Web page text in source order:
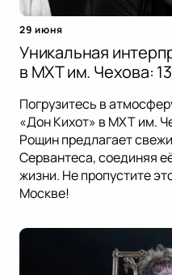
29 июня
Уникальная
в МХТ им. Чехова:
Погрузитесь в
«Дон Кихот» в МХТ им.
Рощин предлагает
Сервантеса, соединяя
жизни. Не пропустите
Москве!